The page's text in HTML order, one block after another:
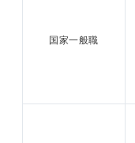
国家一般職